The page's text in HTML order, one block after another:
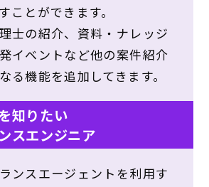
ことができます。
士の紹介、資料・ナレッジ
イベントなど他の案件紹介
る機能を追加してきます。
知りたい
スエンジニア
ンスエージェントを利用す